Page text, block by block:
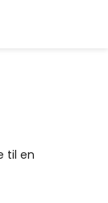
til en